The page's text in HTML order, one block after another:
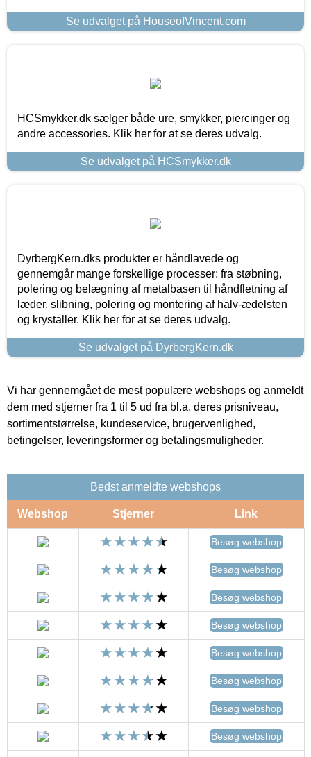
Se udvalget på HouseofVincent.com
HCSmykker.dk sælger både ure, smykker, piercinger og
andre accessories. Klik her for at se deres udvalg.
Se udvalget på HCSmykker.dk
DyrbergKern.dks produkter er håndlavede og
gennemgår mange forskellige processer: fra støbning,
polering og belægning af metalbasen til håndfletning af
læder, slibning, polering og montering af halv-ædelsten
og krystaller. Klik her for at se deres udvalg.
Se udvalget på DyrbergKern.dk
Vi har gennemgået de mest populære webshops og anmeldt
dem med stjerner fra 1 til 5 ud fra bl.a. deres prisniveau,
sortimentstørrelse, kundeservice, brugervenlighed,
betingelser, leveringsformer og betalingsmuligheder.
Bedst anmeldte webshops
Webshop Stjerner Link
Besøg webshop
Besøg webshop
Besøg webshop
Besøg webshop
Besøg webshop
Besøg webshop
Besøg webshop
Besøg webshop